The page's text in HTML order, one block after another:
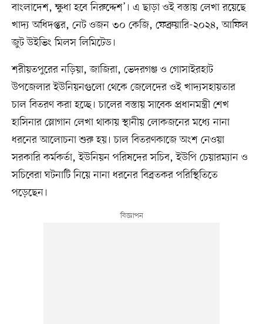
বাংলাদেশ, ক্ষুধা হবে নিরুদ্দেশ’। এ ছাড়া ওই বস্তায় লেখা রয়েছে
খাদ্য অধিদপ্তর, নেট ওজন ৩০ কেজি, ফেব্রুয়ারি-২০২৪, আফিল
জুট উইভিং মিলস লিমিটেড।
শরীয়তপুরের নড়িয়া, জাজিরা, ভেদরগঞ্জ ও গোসাইরহাট
উপজেলার ইউনিয়নগুলো থেকে জেলেদের ওই খাদ্যসহায়তার
চাল বিতরণ করা হচ্ছে। চালের বস্তায় সাবেক প্রধানমন্ত্রী শেখ
হাসিনার স্লোগান লেখা থাকায় স্থানীয় লোকজনের মধ্যে নানা
ধরনের আলোচনা শুরু হয়। চাল বিতরণকাজে অংশ নেওয়া
সরকারি কর্মকর্তা, ইউনিয়ন পরিষদের সচিব, ইউপি চেয়ারম্যান ও
সচিবেরা ঘটনাটি নিয়ে নানা ধরনের বিব্রতকর পরিস্থিতিতে
পড়েছেন।